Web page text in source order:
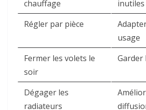
chauffage
inutiles
Régler par pièce
usage
Fermer les volets le
soir
Garder
Dégager les
radiateurs